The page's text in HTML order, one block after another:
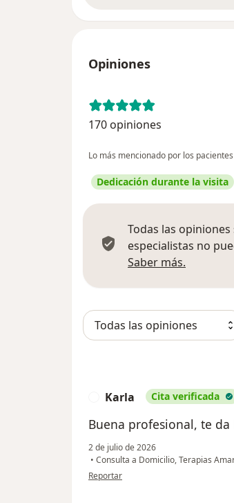
Opiniones
170 opiniones
Lo más mencionado por los pacientes
Dedicación durante la visita
Todas las
especialistas no
Saber más.
Karla Cita verificada
Buena profesional, te
2 de julio de 2026
• Consulta a Domicilio, Terapias
en opinión del usuario Karla
Reportar